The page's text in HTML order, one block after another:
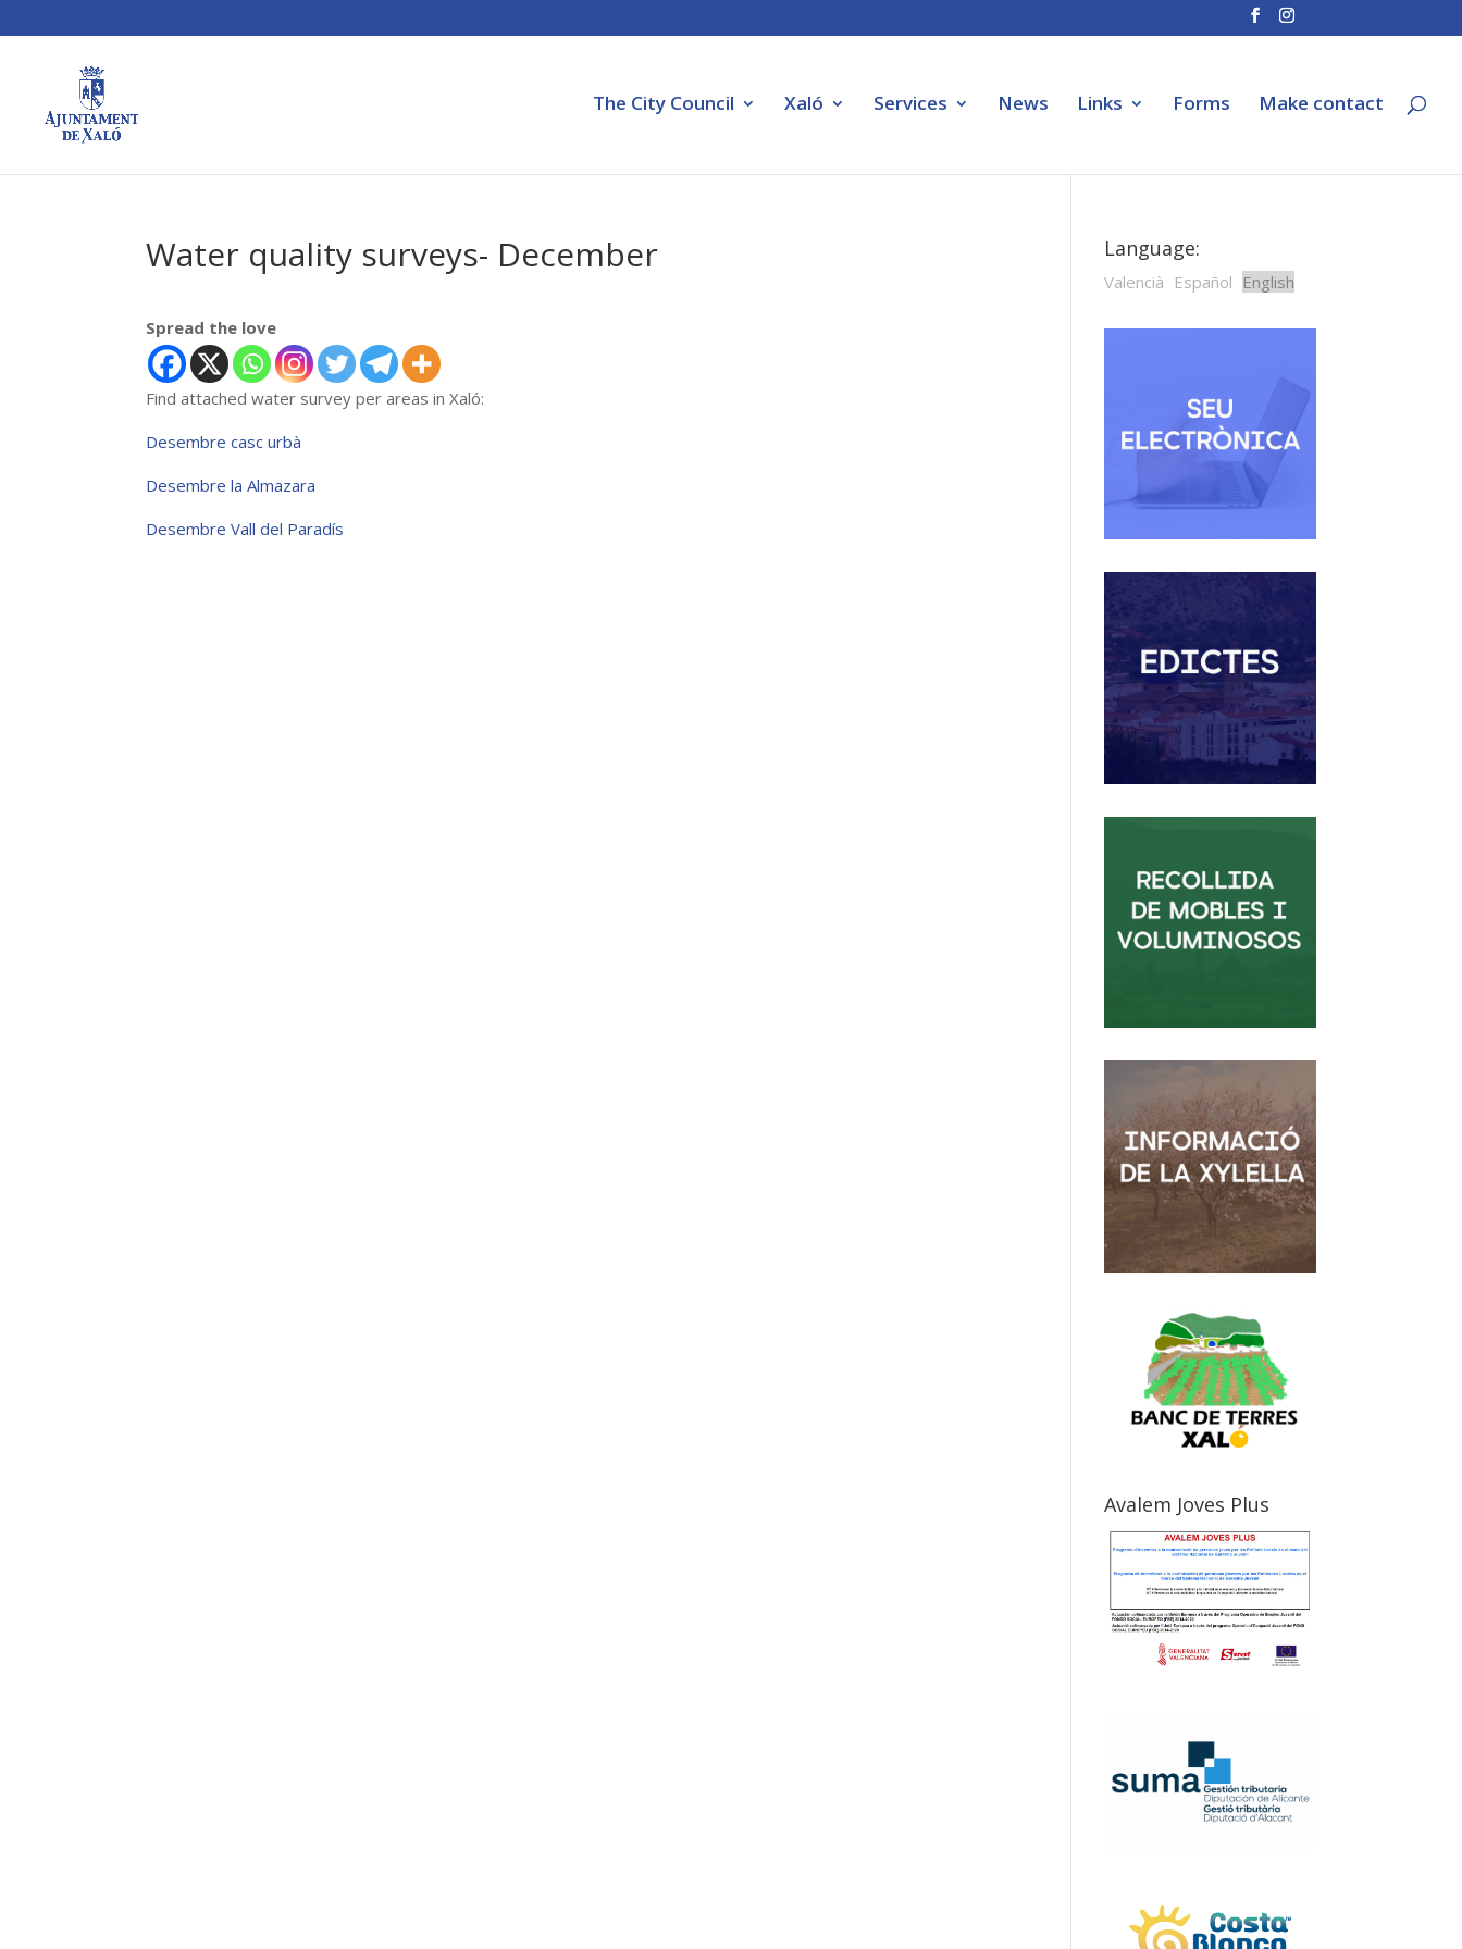
The City Council Xaló Services News Links Forms Make contact
Water quality surveys- December
Spread the love
Find attached water survey per areas in Xaló:
Desembre casc urbà
Desembre la Almazara
Desembre Vall del Paradís
Language:
Valencià Español English
Avalem Joves Plus